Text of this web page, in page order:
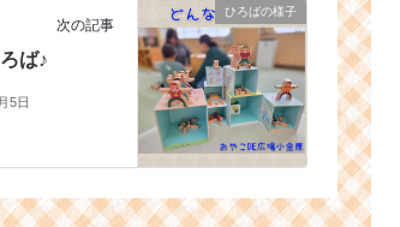
ひろばの様子
次の記事
ば♪
5日